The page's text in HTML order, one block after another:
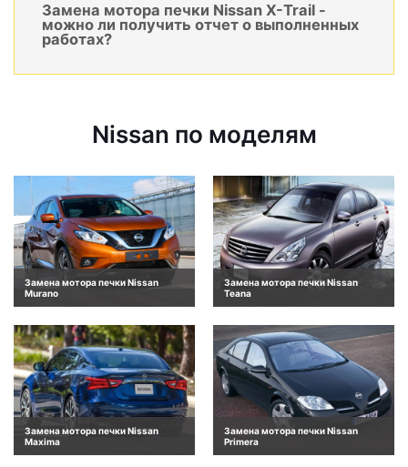
Замена мотора печки Nissan X-Trail -
можно ли получить отчет о выполненных
работах?
Nissan по моделям
Замена мотора печки Nissan
Murano
Замена мотора печки Nissan
Teana
Замена мотора печки Nissan
Maxima
Замена мотора печки Nissan
Primera